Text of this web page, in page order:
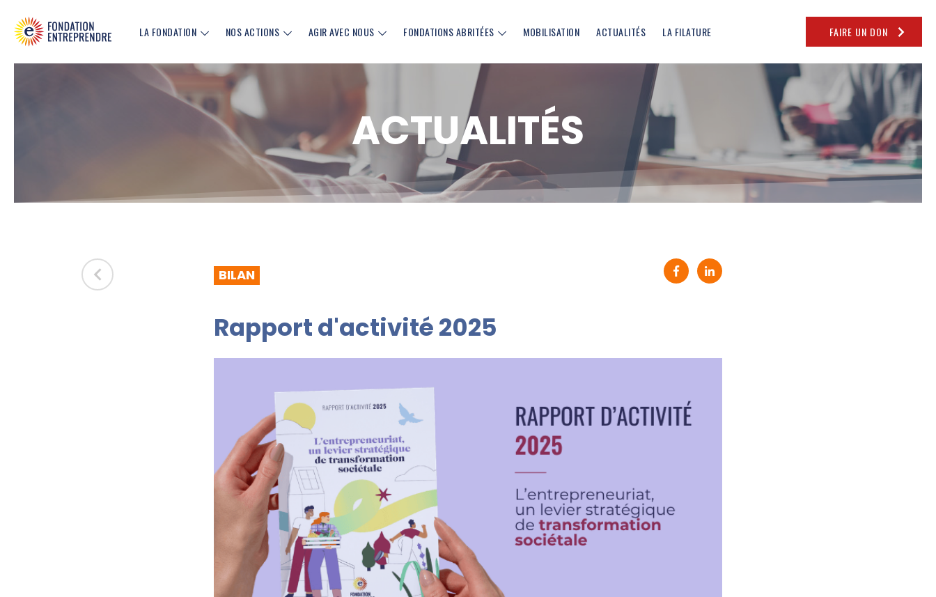
LA FONDATION NOS ACTIONS AGIR AVEC NOUS FONDATIONS ABRITÉES MOBILISATION ACTUALITÉS LA FILATURE FAIRE UN DON
ACTUALITÉS
BILAN Partager sur Facebook (nouvelle fenêtre)
Partager sur Linkedin (nouvelle fenêtre)
Rapport d'activité 2025